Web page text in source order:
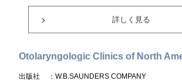
詳しく見る
Otolaryngologic Clinics of North
出版社 ：W.B.SAUNDERS COMPANY